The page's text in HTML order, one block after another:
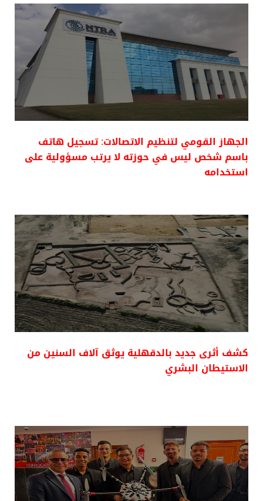
الجهاز القومي لتنظيم الاتصالات: تسجيل هاتف
باسم شخص ليس في حوزته لا يرتب مسؤولية على
استخدامه
كشف أثرى جديد بالدقهلية يوثق آلاف السنين من
الاستيطان البشري